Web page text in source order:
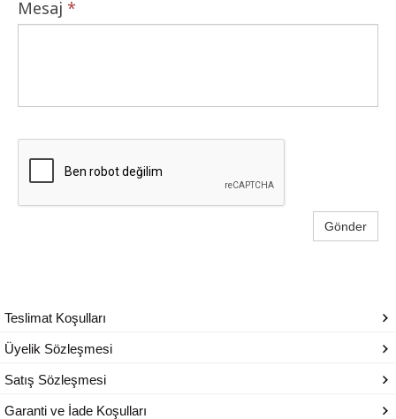
Mesaj *
Gönder
Teslimat Koşulları
Üyelik Sözleşmesi
Satış Sözleşmesi
Garanti ve İade Koşulları